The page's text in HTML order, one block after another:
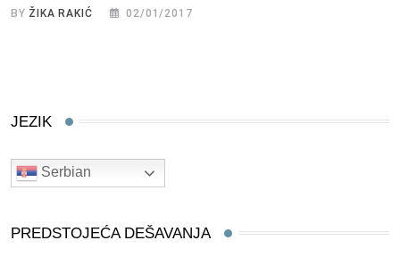
BY ŽIKA RAKIĆ 02/01/2017
JEZIK
Serbian
PREDSTOJEĆA DEŠAVANJA